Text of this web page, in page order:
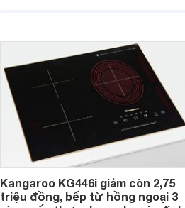
đơn vị phân phối với mức giá khá dễ
tiếp cận, thu hút sự quan tâm của
nhiều người tiêu dùng.
Kangaroo KG446i giảm còn 2,75
triệu đồng, bếp từ hồng ngoại 3